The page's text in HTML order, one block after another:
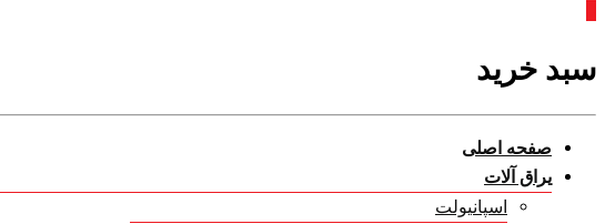
سبد خرید
صفحه اصلی
یراق آلات
اسپانیولت